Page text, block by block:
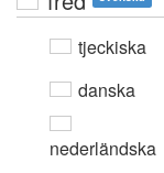
tjeckiska
danska
nederländska